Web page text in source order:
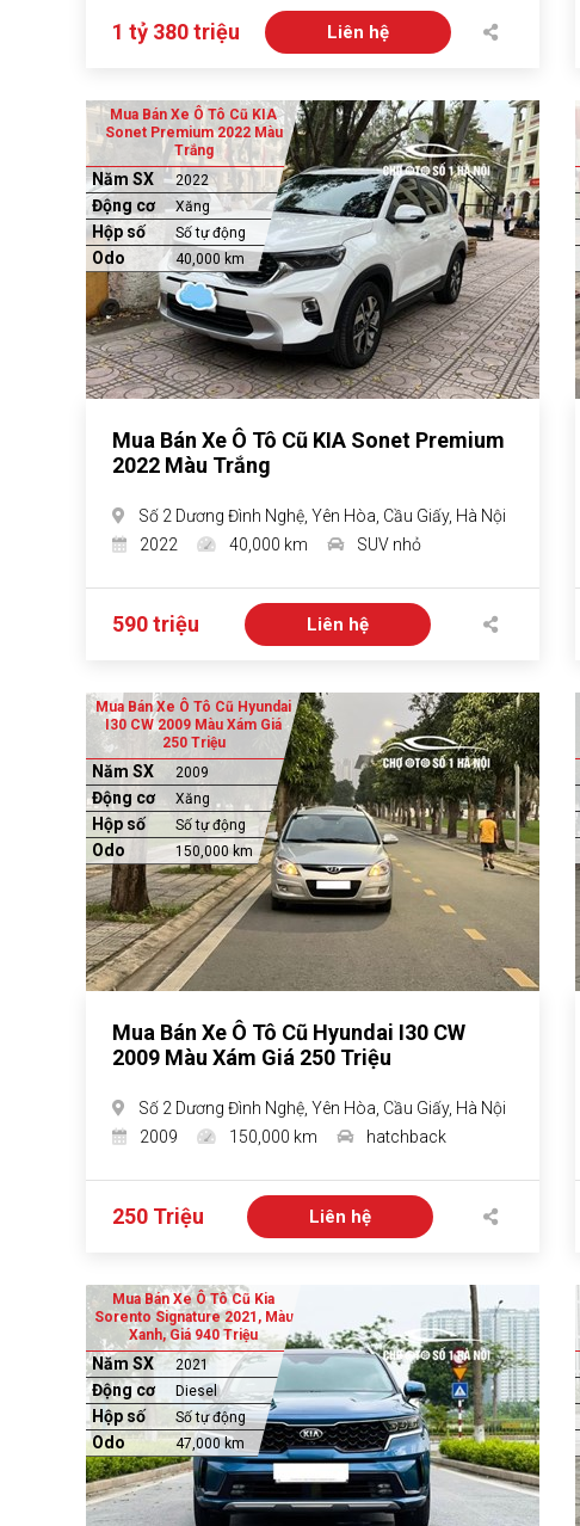
1 tỷ 380 triệu Liên hệ
Mua Bán Xe Ô Tô Cũ KIA
Sonet Premium 2022 Màu
Trắng
Năm SX 2022
Động cơ Xăng
Hộp số Số tự động
Odo 40,000 km
Mua Bán Xe Ô Tô Cũ KIA Sonet Premium
2022 Màu Trắng
Số 2 Dương Đình Nghệ, Yên Hòa, Cầu Giấy, Hà Nội
2022
40,000 km SUV nhỏ
590 triệu Liên hệ
Mua Bán Xe Ô Tô Cũ Hyundai
I30 CW 2009 Màu Xám Giá
250 Triệu
Năm SX 2009
Động cơ Xăng
Hộp số Số tự động
Odo 150,000 km
Mua Bán Xe Ô Tô Cũ Hyundai I30 CW
2009 Màu Xám Giá 250 Triệu
Số 2 Dương Đình Nghệ, Yên Hòa, Cầu Giấy, Hà Nội
2009
150,000 km hatchback
250 Triệu Liên hệ
Mua Bán Xe Ô Tô Cũ Kia
Sorento Signature 2021, Màu
Xanh, Giá 940 Triệu
Năm SX 2021
Động cơ Diesel
Hộp số Số tự động
Odo 47,000 km